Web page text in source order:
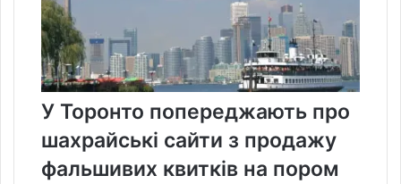
У Торонто попереджають про
шахрайські сайти з продажу
фальшивих квитків на пором